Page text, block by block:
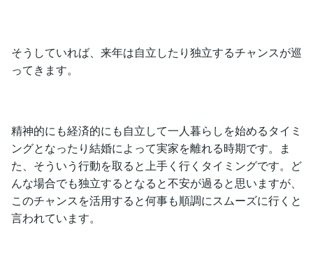
そうしていれば、来年は自立したり独立するチャンスが巡
ってきます。
精神的にも経済的にも自立して一人暮らしを始めるタイミ
ングとなったり結婚によって実家を離れる時期です。ま
た、そういう行動を取ると上手く行くタイミングです。ど
んな場合でも独立するとなると不安が過ると思いますが、
このチャンスを活用すると何事も順調にスムーズに行くと
言われています。